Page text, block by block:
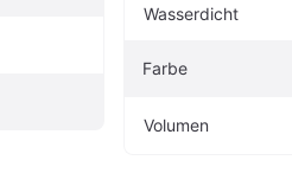
Wasserdicht
Farbe
Volumen